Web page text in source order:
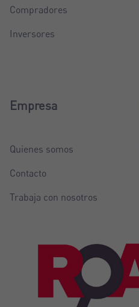
Compradores
Inversores
Empresa
Quienes somos
Contacto
Trabaja con nosotros